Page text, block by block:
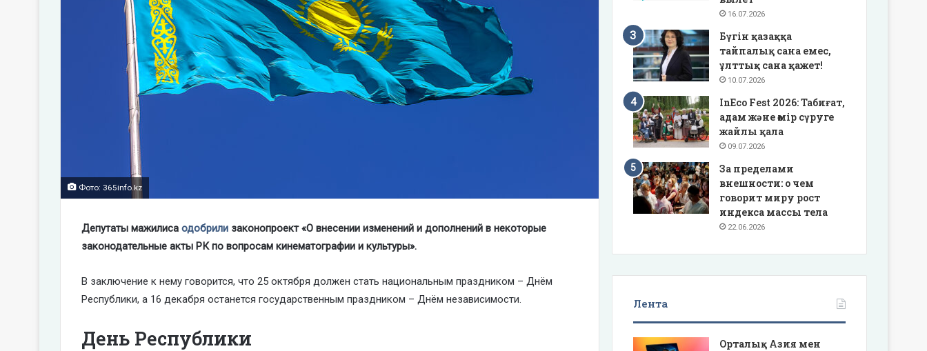
Фото: 365info.kz
Депутаты мажилиса одобрили законопроект «О внесении изменений и дополнений в некоторые
законодательные акты РК по вопросам кинематографии и культуры».
В заключение к нему говорится, что 25 октября должен стать национальным праздником – Днём
Республики, а 16 декабря останется государственным праздником – Днём независимости.
День Республики
16.07.2026
Бүгін қазаққа
тайпалық сана емес,
ұлттық сана қажет!
10.07.2026
InEco Fest 2026: Табиғат,
адам және өмір сүруге
жайлы қала
09.07.2026
За пределами
внешности: о чем
говорит миру рост
индекса массы тела
22.06.2026
Лента
Орталық Азия мен